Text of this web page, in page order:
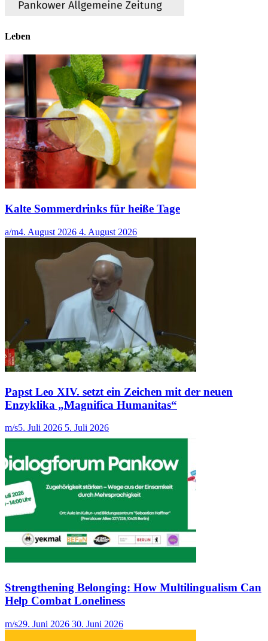
Leben
Kalte Sommerdrinks für heiße Tage
a/m4. August 2026 4. August 2026
Papst Leo XIV. setzt ein Zeichen mit der neuen
Enzyklika „Magnifica Humanitas“
m/s5. Juli 2026 5. Juli 2026
Strengthening Belonging: How Multilingualism Can
Help Combat Loneliness
m/s29. Juni 2026 30. Juni 2026